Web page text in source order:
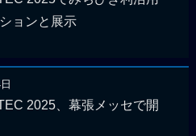
ョンと展示
2025、幕張メッセで開